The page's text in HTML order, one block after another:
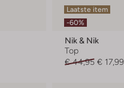
Laatste item
-60%
Nik & Nik
Top
€ 44,95 € 17,99